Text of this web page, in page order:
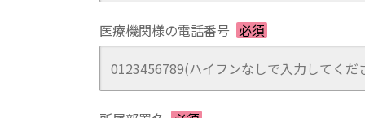
医療機関様の電話番号 必須